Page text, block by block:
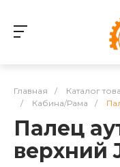
Главная / Каталог
/
Кабина/Рама /
Палец
верхний